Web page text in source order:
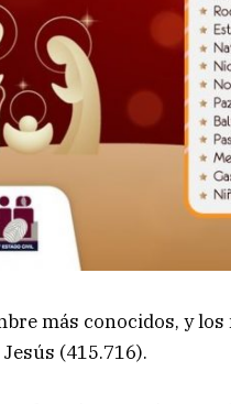
más conocidos, y
(415.716).